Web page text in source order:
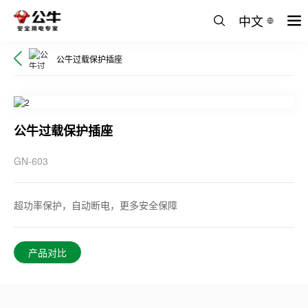
中文
公牛过载保护插座
公牛过载保护插座
GN-603
超功率保护，自动断电，更多安全保障
产品对比